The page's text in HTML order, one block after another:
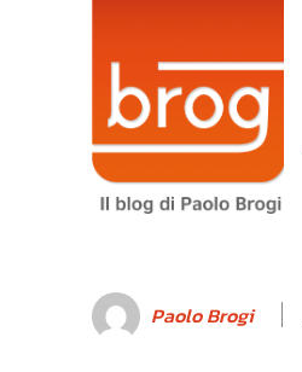
Paolo Brogi